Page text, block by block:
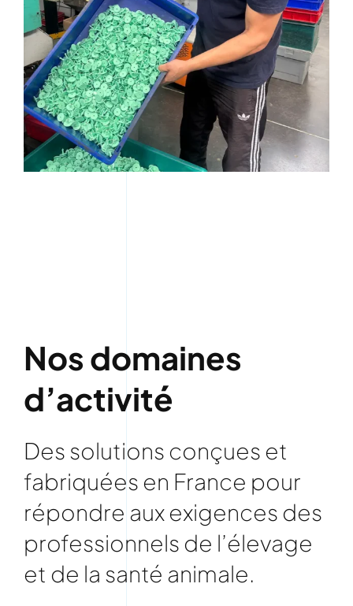
Nos domaines
d’activité
Des solutions conçues et
fabriquées en France pour
répondre aux exigences des
professionnels de l’élevage
et de la santé animale.